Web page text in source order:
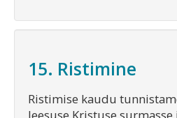
15. Ristimine
Ristimise kaudu